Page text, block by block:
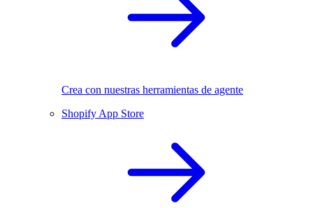
Crea con nuestras herramientas de agente
Shopify App Store